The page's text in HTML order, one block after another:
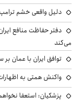
دلیل واقعی خشم
دفتر حفاظت منافع
می‌کند
توافق ایران با عمان
واکنش همتی به اظهارات
پزشکیان: استعفا